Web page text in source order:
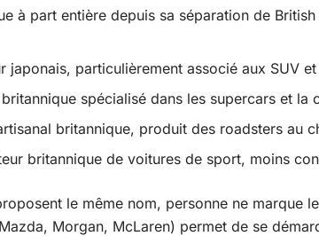
à part entière depuis sa séparation de
japonais, particulièrement associé aux SUV
spécialisé dans les supercars et la
britannique, produit des roadsters au
britannique de voitures de sport, moins
le même nom, personne ne marque
Morgan, McLaren) permet de se